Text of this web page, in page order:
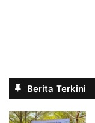
Berita Terkini